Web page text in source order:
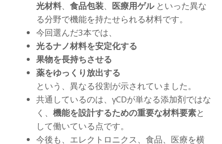
光材料、 食品包装、 医療用ゲルといった異な
る分野で機能を持たせられる材料です。
今回選んだ3本では、
光るナノ材料を安定化する
果物を長持ちさせる
薬をゆっくり放出する
という、異なる役割が示されていました。
共通しているのは、γCDが単なる添加剤ではな
く、 機能を設計するための重要な材料要素と
して働いている点です。
今後も、エレクトロニクス、食品、医療を横